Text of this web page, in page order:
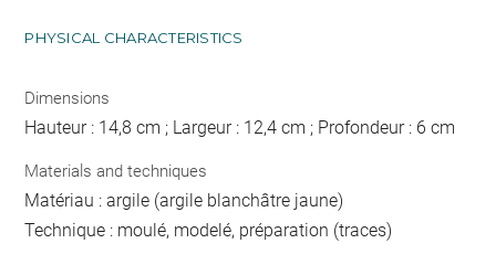
PHYSICAL CHARACTERISTICS
Dimensions
Hauteur : 14,8 cm ; Largeur : 12,4 cm ; Profondeur : 6 cm
Materials and techniques
Matériau : argile (argile blanchâtre jaune)
Technique : moulé, modelé, préparation (traces)